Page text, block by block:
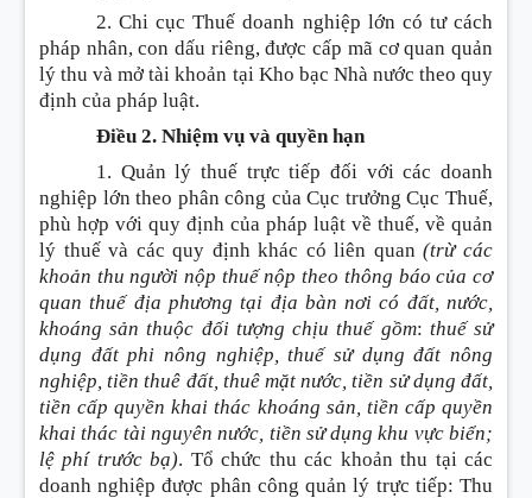
2. Chi cục Thuế doanh nghiệp lớn có tư cách
pháp nhân, con dấu riêng, được cấp mã cơ quan quản
lý thu và mở tài khoản tại Kho bạc Nhà nước theo quy
định của pháp luật.
Điều 2. Nhiệm vụ và quyền hạn
1. Quản lý thuế trực tiếp đối với các doanh
nghiệp lớn theo phân công của Cục trưởng Cục Thuế,
phù hợp với quy định của pháp luật về thuế, về quản
lý thuế và các quy định khác có liên quan(trừ các
khoản thu người nộp thuế nộp theo thông báo của cơ
quan thuế địa phương tại địa bàn nơi có đất, nước,
khoáng sản thuộc đối tượng chịu thuế gồm: thuế sử
dụng đất phi nông nghiệp, thuế sử dụng đất nông
nghiệp, tiền thuê đất, thuê mặt nước, tiền sử dụng đất,
tiền cấp quyền khai thác khoáng sản, tiền cấp quyền
khai thác tài nguyên nước, tiền sử dụng khu vực biển;
lệ phí trước bạ). Tổ chức thu các khoản thu tại các
doanh nghiệp được phân công quản lý trực tiếp: Thu